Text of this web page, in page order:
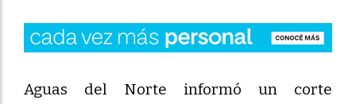
Aguas del Norte informó un corte